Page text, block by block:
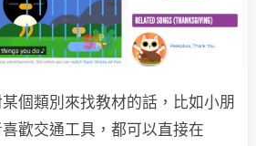
個類別來找教材的話，比如小朋
歡交通工具，都可以直接在